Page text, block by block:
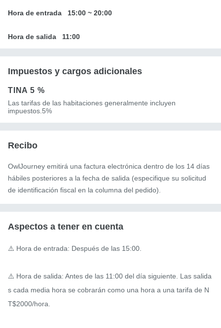
Hora de entrada 15:00 ~ 20:00
Hora de salida 11:00
Impuestos y cargos adicionales
TINA 5 %
Las tarifas de las habitaciones generalmente incluyen
impuestos.5%
Recibo
OwlJourney emitirá una factura electrónica dentro de los 14 días
hábiles posteriores a la fecha de salida (especifique su solicitud
de identificación fiscal en la columna del pedido).
Aspectos a tener en cuenta
⚠️ Hora de entrada: Después de las 15:00.
⚠️ Hora de salida: Antes de las 11:00 del día siguiente. Las salida
s cada media hora se cobrarán como una hora a una tarifa de N
T$2000/hora.